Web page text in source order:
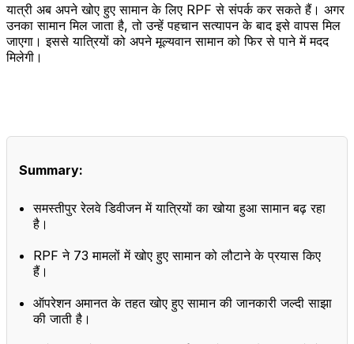
यात्री अब अपने खोए हुए सामान के लिए RPF से संपर्क कर सकते हैं। अगर
उनका सामान मिल जाता है, तो उन्हें पहचान सत्यापन के बाद इसे वापस मिल
जाएगा। इससे यात्रियों को अपने मूल्यवान सामान को फिर से पाने में मदद
मिलेगी।
Summary:
समस्तीपुर रेलवे डिवीजन में यात्रियों का खोया हुआ सामान बढ़ रहा
है।
RPF ने 73 मामलों में खोए हुए सामान को लौटाने के प्रयास किए
हैं।
ऑपरेशन अमानत के तहत खोए हुए सामान की जानकारी जल्दी साझा
की जाती है।